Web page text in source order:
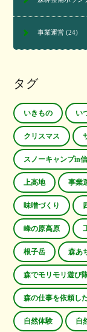
事業運営(24)
タグ
いきもの い
クリスマス
スノーキャンプin
上高地 事業
味噌づくり
峰の原高原
根子岳 森あ
森でモリモリ遊び
森の仕事を依頼し
自然体験 自